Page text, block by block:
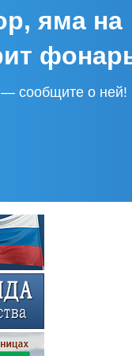
яма на
— сообщите о ней!